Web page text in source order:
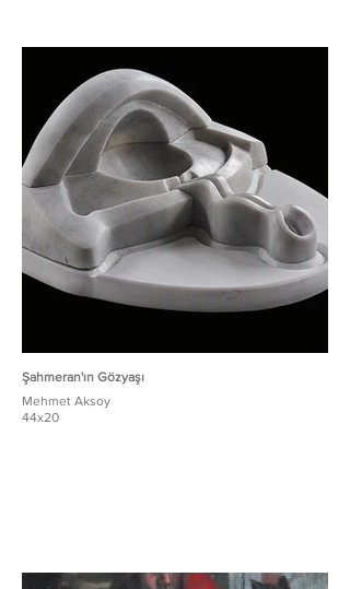
Şahmeran'ın Gözyaşı
Mehmet Aksoy
44x20